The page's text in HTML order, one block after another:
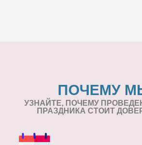
ПОЧЕМУ
УЗНАЙТЕ, ПОЧЕМУ
ПРАЗДНИКА СТОИТ